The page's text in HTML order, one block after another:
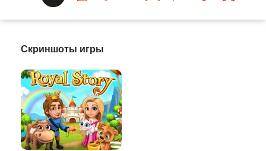
Скриншоты игры